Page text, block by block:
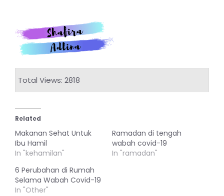
Total Views: 2818
Related
Makanan Sehat Untuk
Ibu Hamil
In "kehamilan"
Ramadan di tengah
wabah covid-19
In "ramadan"
6 Perubahan di Rumah
Selama Wabah Covid-19
In "Other"